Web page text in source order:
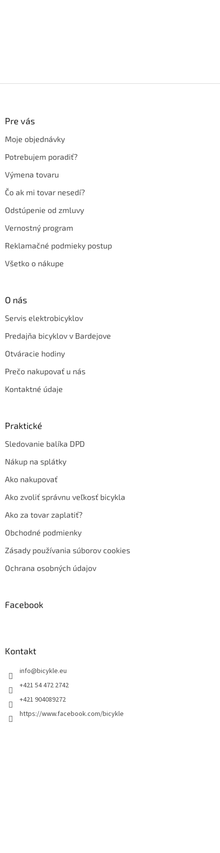
Pre vás
Moje objednávky
Potrebujem poradiť?
Výmena tovaru
Čo ak mi tovar nesedí?
Odstúpenie od zmluvy
Vernostný program
Reklamačné podmieky postup
Všetko o nákupe
O nás
Servis elektrobicyklov
Predajňa bicyklov v Bardejove
Otváracie hodiny
Prečo nakupovať u nás
Kontaktné údaje
Praktické
Sledovanie balíka DPD
Nákup na splátky
Ako nakupovať
Ako zvoliť správnu veľkosť bicykla
Ako za tovar zaplatiť?
Obchodné podmienky
Zásady používania súborov cookies
Ochrana osobných údajov
Facebook
Kontakt
info@bicykle.eu
+421 54 472 2742
+421 904089272
https://www.facebook.com/bicykle